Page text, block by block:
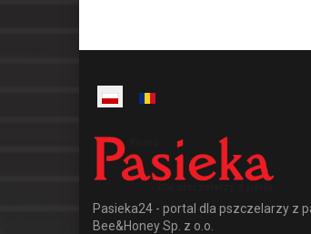
Pasieka24 - portal dla pszczelarzy z
Bee&Honey Sp. z o.o.